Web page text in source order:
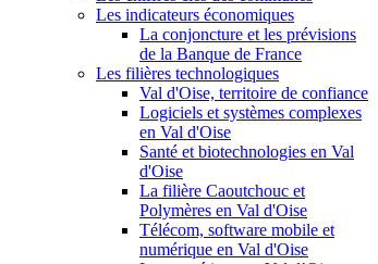
Les indicateurs économiques
La conjoncture et les prévisions
de la Banque de France
Les filières technologiques
Val d'Oise, territoire de confiance
Logiciels et systèmes complexes
en Val d'Oise
Santé et biotechnologies en Val
d'Oise
La filière Caoutchouc et
Polymères en Val d'Oise
Télécom, software mobile et
numérique en Val d'Oise